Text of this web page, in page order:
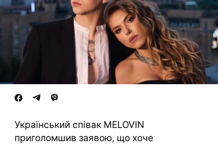
Український співак MELOVIN
приголомшив заявою, що хоче